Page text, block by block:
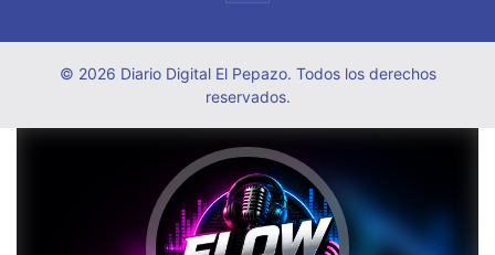
© 2026 Diario Digital El Pepazo. Todos los derechos
reservados.